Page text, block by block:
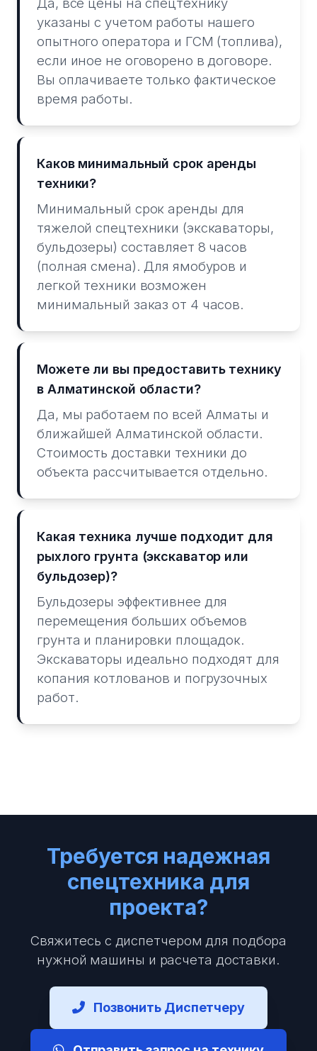
указаны с учетом работы нашего
опытного оператора и ГСМ (топлива),
если иное не оговорено в договоре.
Вы оплачиваете только фактическое
время работы.
Каков минимальный срок аренды
техники?
Минимальный срок аренды для
тяжелой спецтехники (экскаваторы,
бульдозеры) составляет 8 часов
(полная смена). Для ямобуров и
легкой техники возможен
минимальный заказ от 4 часов.
Можете ли вы предоставить технику
в Алматинской области?
Да, мы работаем по всей Алматы и
ближайшей Алматинской области.
Стоимость доставки техники до
объекта рассчитывается отдельно.
Какая техника лучше подходит для
рыхлого грунта (экскаватор или
бульдозер)?
Бульдозеры эффективнее для
перемещения больших объемов
грунта и планировки площадок.
Экскаваторы идеально подходят для
копания котлованов и погрузочных
работ.
Требуется надежная
спецтехника для
проекта?
Свяжитесь с диспетчером для подбора
нужной машины и расчета доставки.
Позвонить Диспетчеру